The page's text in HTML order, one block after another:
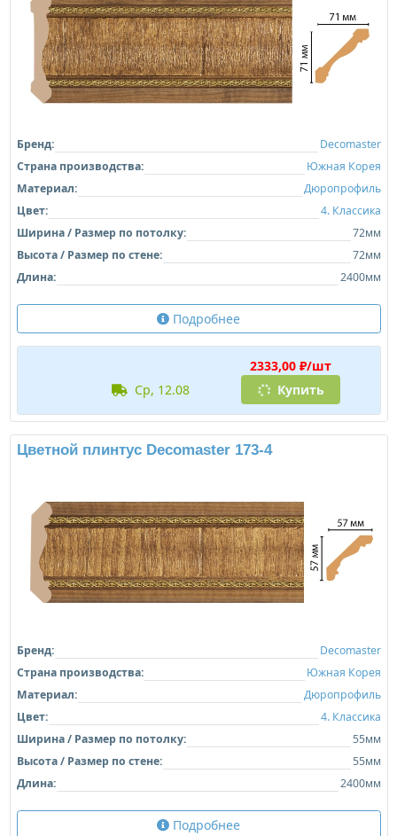
Бренд:
Decomaster
Страна производства:
Южная Корея
Материал:
Дюропрофиль
Цвет:
4. Классика
Ширина / Размер по потолку:
72мм
Высота / Размер по стене:
72мм
Длина:
2400мм
Подробнее
2333,00 ₽/шт
ср, 12.08
Купить
Цветной плинтус Decomaster 173-4
Бренд:
Decomaster
Страна производства:
Южная Корея
Материал:
Дюропрофиль
Цвет:
4. Классика
Ширина / Размер по потолку:
55мм
Высота / Размер по стене:
55мм
Длина:
2400мм
Подробнее